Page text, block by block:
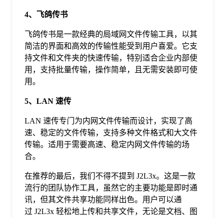
4、飞鸽传书
飞鸽传书是一款经典的局域网文件传输工具，以其
简洁的界面和高效的传输性能受到用户喜爱。它支
持文件和文件夹的快速传输，特别适合企业内部使
用，支持批量传输，操作简单，且无需安装即可使
用。
5、LAN 速传
LAN 速传专门为内网文件传输而设计，实现了高
速、稳定的文件传输，支持多种文件格式和大文件
传输。适用于需要高速、稳定内网文件传输的场
合。
在推荐的最后，我们不得不提到 J2L3x。这是一款
流行的团队协作工具，虽然它的主要功能是即时通
讯，但其文件共享功能同样出色。用户可以通
过 J2L3x 轻松地上传和共享文件，无论是文档、图